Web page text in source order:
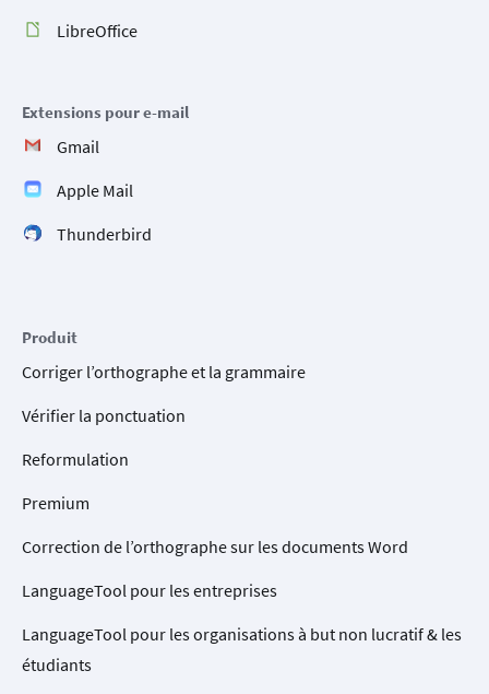
LibreOffice
Extensions pour e-mail
Gmail
Apple Mail
Thunderbird
Produit
Corriger l’orthographe et la grammaire
Vérifier la ponctuation
Reformulation
Premium
Correction de l’orthographe sur les documents Word
LanguageTool pour les entreprises
LanguageTool pour les organisations à but non lucratif & les
étudiants